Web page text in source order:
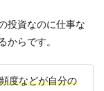
投資なのに仕事な
からです。
度などが自分の